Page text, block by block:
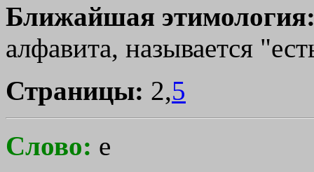
Ближайшая
алфавита, называется
Страницы: 2,5
Слово: е